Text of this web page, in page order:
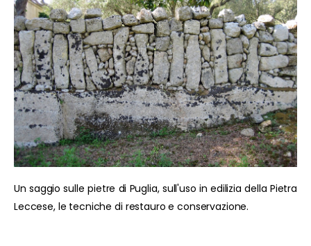
Un saggio sulle pietre di Puglia, sull'uso in edilizia della Pietra
Leccese, le tecniche di restauro e conservazione.